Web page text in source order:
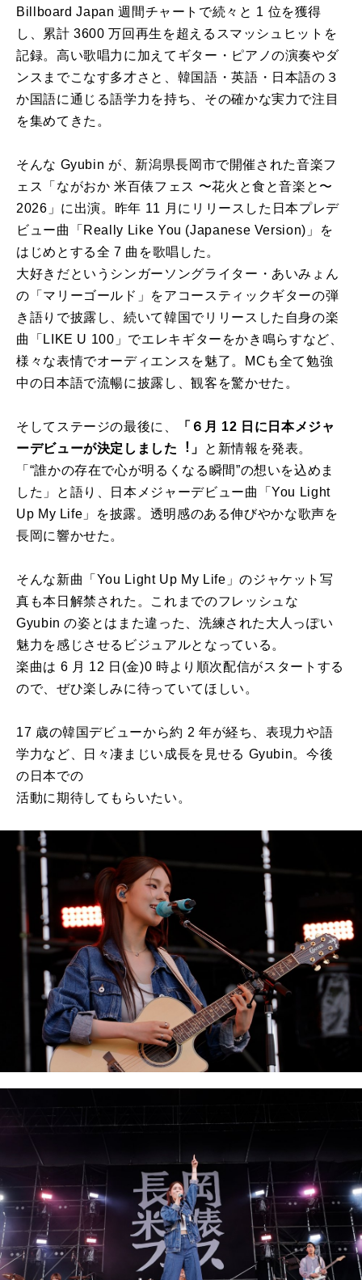
Billboard Japan 週間チャートで続々と 1 位を獲得
し、累計 3600 万回再⽣を超えるスマッシュヒットを
記録。⾼い歌唱⼒に加えてギター・ピアノの演奏やダ
ンスまでこなす多才さと、韓国語・英語・⽇本語の３
か国語に通じる語学⼒を持ち、その確かな実⼒で注⽬
を集めてきた。
そんな Gyubin が、新潟県⻑岡市で開催された⾳楽フ
ェス「ながおか ⽶百俵フェス 〜花⽕と⾷と⾳楽と〜
2026」に出演。昨年 11 ⽉にリリースした⽇本プレデ
ビュー曲「Really Like You (Japanese Version)」を
はじめとする全 7 曲を歌唱した。
⼤好きだというシンガーソングライター・あいみょん
の「マリーゴールド」をアコースティックギターの弾
き語りで披露し、続いて韓国でリリースした⾃⾝の楽
曲「LIKE U 100」でエレキギターをかき鳴らすなど、
様々な表情でオーディエンスを魅了。MCも全て勉強
中の⽇本語で流暢に披露し、観客を驚かせた。
そしてステージの最後に、
「６⽉ 12 ⽇に⽇本メジャ
ーデビューが決定しました︕」
と新情報を発表。
「“誰かの存在で⼼が明るくなる瞬間”の想いを込めま
した」と語り、⽇本メジャーデビュー曲「You Light
Up My Life」を披露。透明感のある伸びやかな歌声を
⻑岡に響かせた。
そんな新曲「You Light Up My Life」のジャケット写
真も本⽇解禁された。これまでのフレッシュな
Gyubin の姿とはまた違った、洗練された⼤⼈っぽい
魅⼒を感じさせるビジュアルとなっている。
楽曲は 6 ⽉ 12 ⽇(⾦)0 時より順次配信がスタートする
ので、ぜひ楽しみに待っていてほしい。
17 歳の韓国デビューから約 2 年が経ち、表現⼒や語
学⼒など、⽇々凄まじい成⻑を⾒せる Gyubin。今後
の⽇本での
活動に期待してもらいたい。